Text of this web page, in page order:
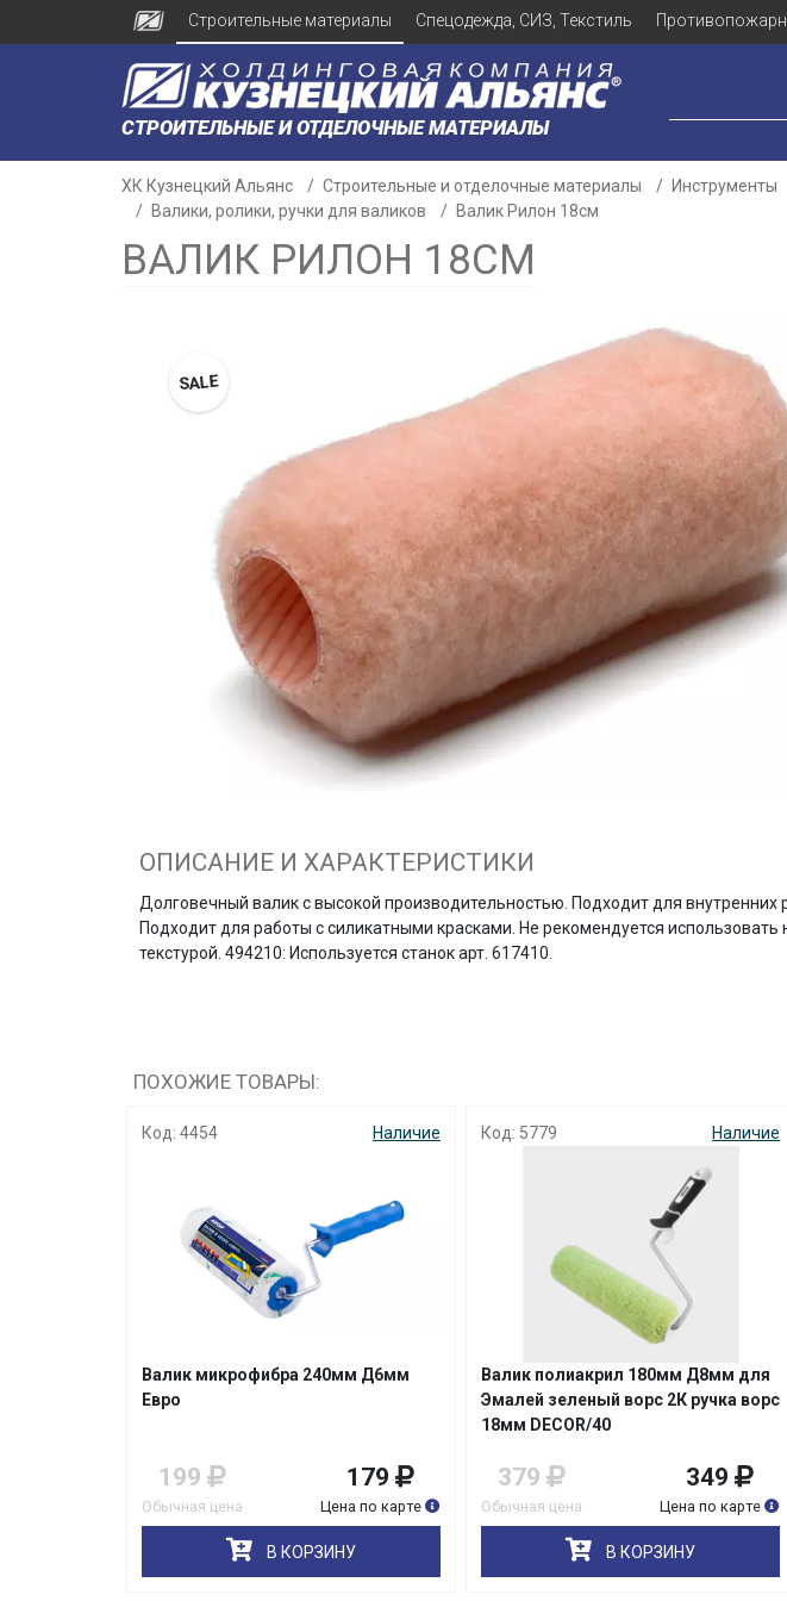
Строительные материалы Спецодежда, СИЗ, Текстиль
СТРОИТЕЛЬНЫЕ И ОТДЕЛОЧНЫЕ МАТЕРИАЛЫ
ХК Кузнецкий Альянс Строительные и отделочные материалы Инструменты
Валики, ролики, ручки для валиков
Валик Рилон 18см
ВАЛИК РИЛОН 18СМ
SALE
ОПИСАНИЕ И ХАРАКТЕРИСТИКИ
Долговечный валик с высокой производительностью. Подходит для
Подходит для работы с силикатными красками. Не рекомендуется
текстурой. 494210: Используется станок арт. 617410.
ПОХОЖИЕ ТОВАРЫ:
Код: 4454 Наличие
Валик микрофибра 240мм Д6мм
Евро
199
Обычная цена
179
Цена по карте
В КОРЗИНУ
Код: 5779 Наличие
Валик полиакрил 180мм Д8мм для
Эмалей зеленый ворс 2К ручка ворс
18мм DECОR/40
379
Обычная цена
349
Цена по карте
В КОРЗИНУ
Разбейте
оплату
на части
без
График платежей
об оплате
недели
8 800